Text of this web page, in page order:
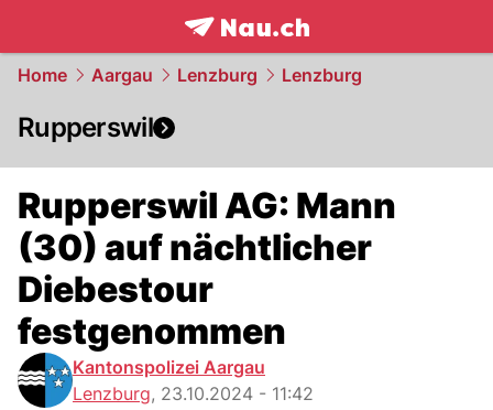
frontpage.NAU.ch
Home Aargau Lenzburg Lenzburg
Rupperswil
Rupperswil AG: Mann
(30) auf nächtlicher
Diebestour
festgenommen
Kantonspolizei Aargau
Lenzburg, 23.10.2024 - 11:42